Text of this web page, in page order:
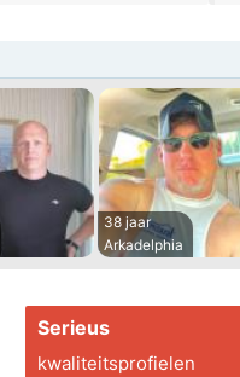
38 jaar
Arkadelphia
Serieus
kwaliteitsprofielen